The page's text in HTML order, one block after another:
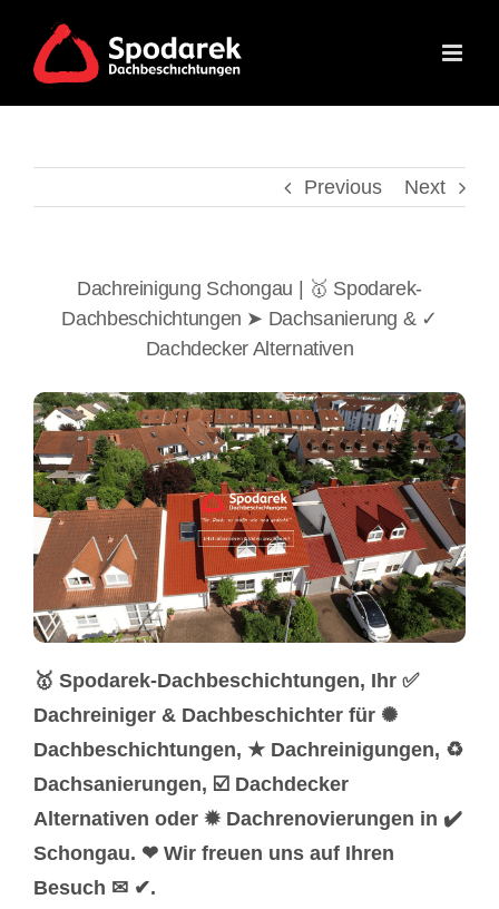
content
Previous Next
Dachreinigung Schongau | 🥇 Spodarek-
Dachbeschichtungen ➤ Dachsanierung & ✓
Dachdecker Alternativen
🥇 Spodarek-Dachbeschichtungen, Ihr ✅
Dachreiniger & Dachbeschichter für ✺
Dachbeschichtungen, ★ Dachreinigungen, ♻
Dachsanierungen, ☑️ Dachdecker
Alternativen oder ✹ Dachrenovierungen in ✔️
Schongau. ❤ Wir freuen uns auf Ihren
Besuch ✉ ✔.